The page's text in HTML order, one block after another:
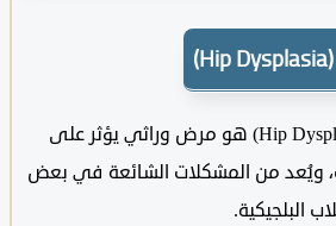
خلل التنسج الوركي (Hip Dysplasia) هو مرض وراثي يؤثر على
من المشكلات الشائعة في بعض